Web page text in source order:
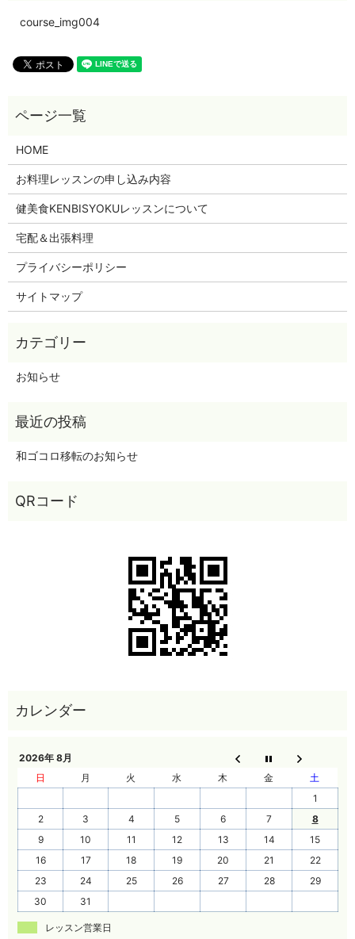
course_img004
HOME
お料理レッスンの申し込み内容
健美食KENBISYOKUレッスンについて
宅配＆出張料理
プライバシーポリシー
サイトマップ
お知らせ
和ゴコロ移転のお知らせ
2026年 8月
日
月 火 水 木 金
土
1
2
3 4 5 6 7
8
9
10 11 12 13 14
15
16
17 18 19 20 21
22
23
24 25 26 27 28
29
30
31
レッスン営業日